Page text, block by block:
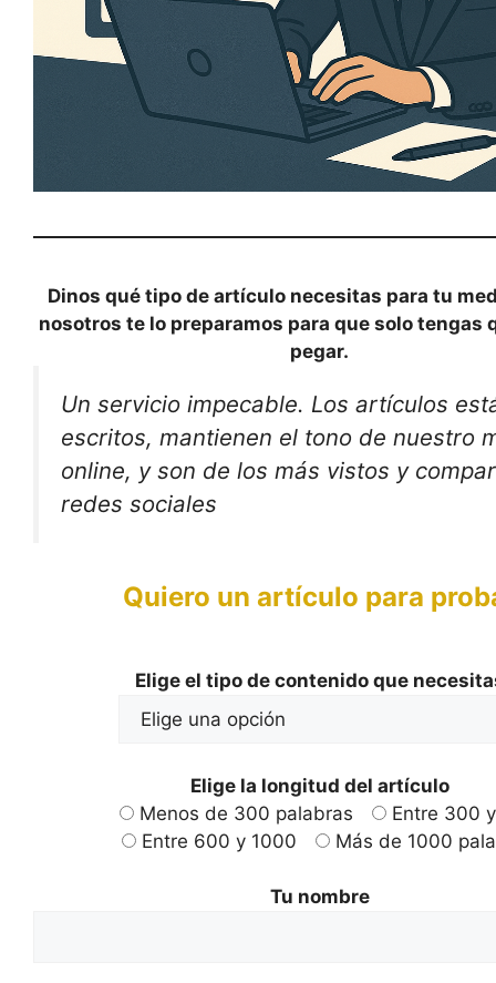
Dinos qué tipo de artículo necesitas para tu
nosotros te lo preparamos para que solo tengas
pegar.
Un servicio impecable. Los artículos
escritos, mantienen el tono de nuestro
online, y son de los más vistos y
redes sociales
Quiero un artículo para
Elige el tipo de contenido que
Elige la longitud del artículo
Menos de 300 palabras
Entre 300
Entre 600 y 1000
Más de 1000
Tu nombre